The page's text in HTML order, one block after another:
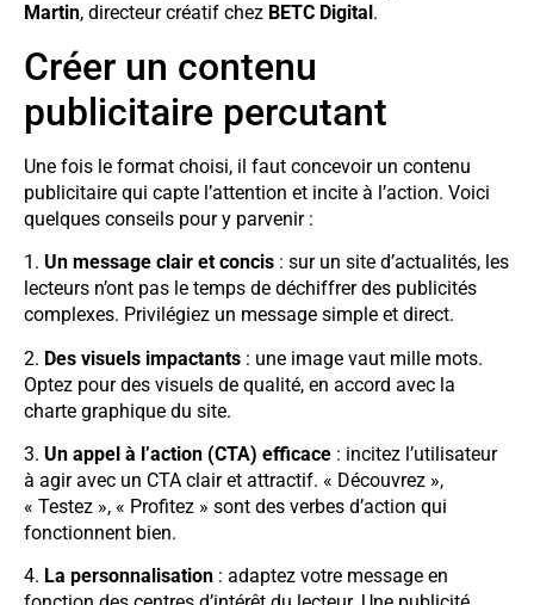
Martin, directeur créatif chez BETC Digital .
Créer un contenu
publicitaire percutant
Une fois le format choisi, il faut concevoir un contenu
publicitaire qui capte l’attention et incite à l’action. Voici
quelques conseils pour y parvenir :
1. Un message clair et concis : sur un site d’actualités, les
lecteurs n’ont pas le temps de déchiffrer des publicités
complexes. Privilégiez un message simple et direct.
2. Des visuels impactants : une image vaut mille mots.
Optez pour des visuels de qualité, en accord avec la
charte graphique du site.
3. Un appel à l’action (CTA) efficace : incitez l’utilisateur
à agir avec un CTA clair et attractif. « Découvrez »,
« Testez », « Profitez » sont des verbes d’action qui
fonctionnent bien.
4. La personnalisation : adaptez votre message en